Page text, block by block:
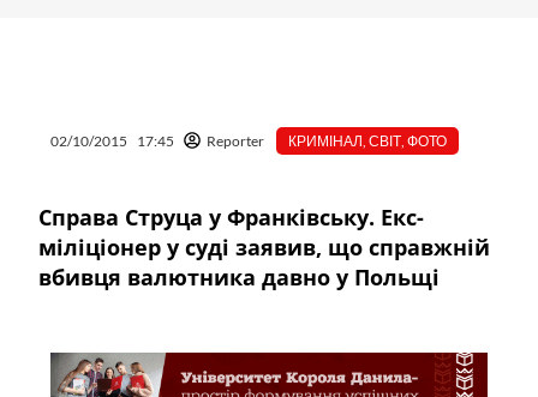
02/10/2015 17:45 Reporter КРИМІНАЛ ,СВІТ ,ФОТО
Справа Струца у Франківську. Екс-
міліціонер у суді заявив, що справжній
вбивця валютника давно у Польщі